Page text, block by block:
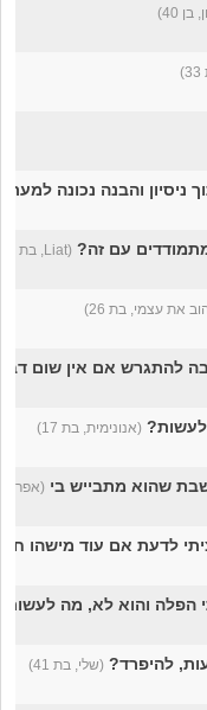
גאווה
בן 40)
והבנה נכונה
עם זה? (Liat, בת 24)
את עצמי, בת 26)
להתגרש אם אין שום
(אנונימית, בת 17)
(אפרת,
לדעת אם עוד מישהו
הפלה והוא לא, מה
להיפרד? (שלי, בת 41)